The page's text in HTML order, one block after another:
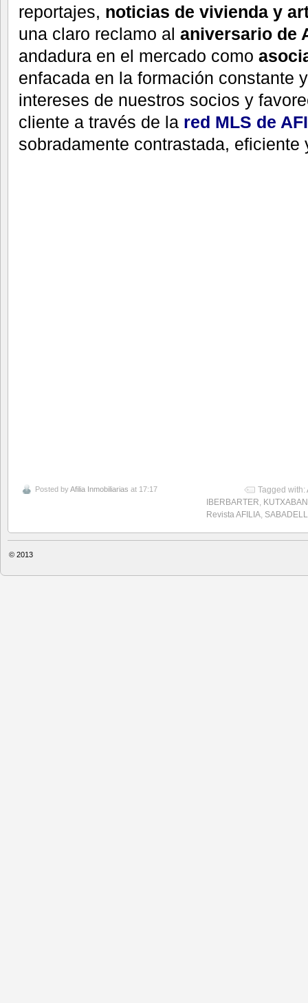
reportajes, noticias de vivienda y
una claro reclamo al aniversario de
andadura en el mercado como
enfacada en la formación constante
intereses de nuestros socios y
cliente a través de la red MLS de
sobradamente contrastada, eficiente
Posted byAfilia Inmobiliarias at 17:17 Tagged with:
IBERBARTER
Revista AFILIA SABADELL
© 2013